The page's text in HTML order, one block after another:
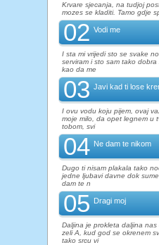
Krvare sjecanja, na tudjoj
mozes se kladiti. Tamo gdje
02 Vodi me
I sta mi vrijedi sto se svake
serviram i sto sam tako
kao da me
03 Javi kad ti lose
I ovu vodu koju pijem, ovaj
moje milo, da opet legnem u
tobom, svi
04 Ne dam te nikom
Dugo ti nisam plakala tako
jedne ljubavi davne dok
dam te n
05 Dragi moj
Daljina je prokleta daljina
zeli A, kud god se okrenem
tako srcu vi